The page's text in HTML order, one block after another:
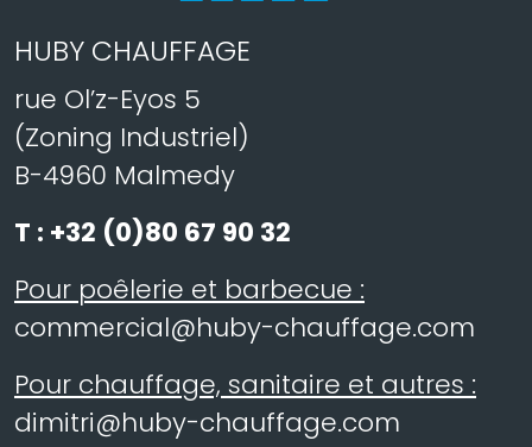
HUBY CHAUFFAGE
rue Ol’z-Eyos 5
(Zoning Industriel)
B-4960 Malmedy
T : +32 (0)80 67 90 32
Pour poêlerie et barbecue :
commercial@huby-chauffage.com
Pour chauffage, sanitaire et autres :
dimitri@huby-chauffage.com